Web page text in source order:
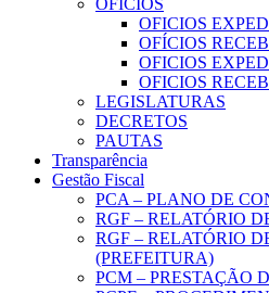
OFICIOS
OFICIOS
OFÍCIOS
OFICIOS
OFICIOS
LEGISLATURAS
DECRETOS
PAUTAS
Transparência
Gestão Fiscal
PCA – PLANO DE
RGF – RELATÓRIO
RGF – RELATÓRIO
(PREFEITURA)
PCM – PRESTAÇÃO